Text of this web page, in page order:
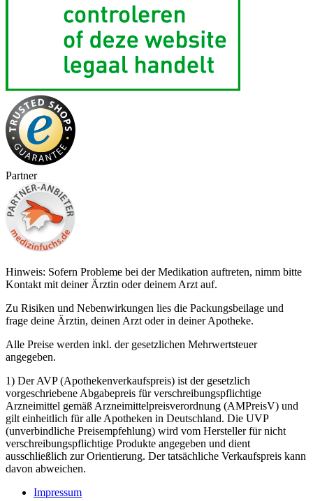
Partner
Hinweis: Sofern Probleme bei der Medikation auftreten, nimm bitte
Kontakt mit deiner Ärztin oder deinem Arzt auf.
Zu Risiken und Nebenwirkungen lies die Packungsbeilage und
frage deine Ärztin, deinen Arzt oder in deiner Apotheke.
Alle Preise werden inkl. der gesetzlichen Mehrwertsteuer
angegeben.
1) Der AVP (Apothekenverkaufspreis) ist der gesetzlich
vorgeschriebene Abgabepreis für verschreibungspflichtige
Arzneimittel gemäß Arzneimittelpreisverordnung (AMPreisV) und
gilt einheitlich für alle Apotheken in Deutschland. Die UVP
(unverbindliche Preisempfehlung) wird vom Hersteller für nicht
verschreibungspflichtige Produkte angegeben und dient
ausschließlich zur Orientierung. Der tatsächliche Verkaufspreis kann
davon abweichen.
Impressum